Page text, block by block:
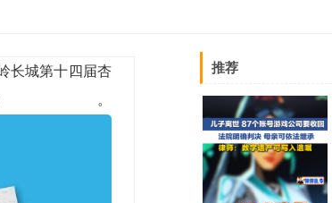
长城第十四届杏
。
推荐